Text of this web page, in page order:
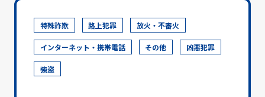
特殊詐欺 路上犯罪 放火・不審火
インターネット・携帯電話 その他 凶悪犯罪
強盗